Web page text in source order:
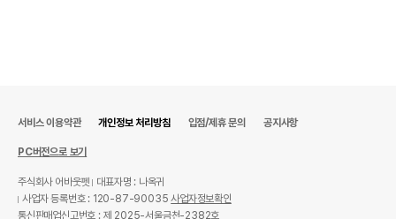
서비스 이용약관 개인정보 처리방침 입점/제휴 문의 공지사항
PC버전으로 보기
주식회사 어바웃펫
대표자명 : 나옥귀
사업자 등록번호 : 120-87-90035사업자정보확인
통신판매업신고번호 : 제 2025-서울금천-2382호